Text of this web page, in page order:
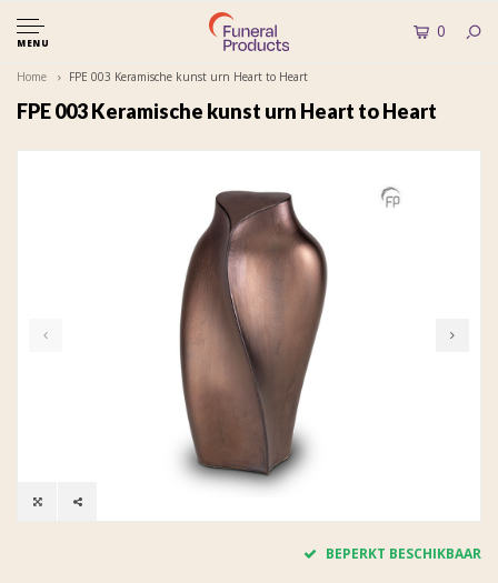
MENU
0
Home FPE 003 Keramische kunst urn Heart to Heart
FPE 003 Keramische kunst urn Heart to Heart
BEPERKT BESCHIKBAAR